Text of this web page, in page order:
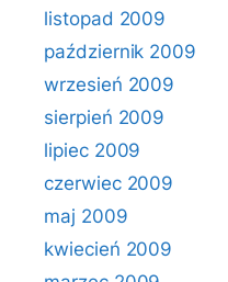
listopad 2009
październik 2009
wrzesień 2009
sierpień 2009
lipiec 2009
czerwiec 2009
maj 2009
kwiecień 2009